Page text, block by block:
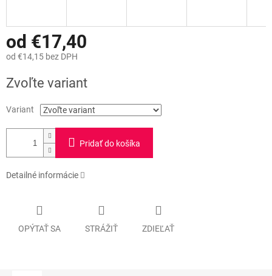
od €17,40
od €14,15 bez DPH
cena:
Zvoľte variant
Variant
Pridať do košíka
Detailné informácie
OPÝTAŤ SA STRÁŽIŤ ZDIEĽAŤ